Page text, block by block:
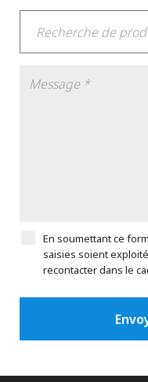
En soumettant ce
saisies soient
recontacter dans le